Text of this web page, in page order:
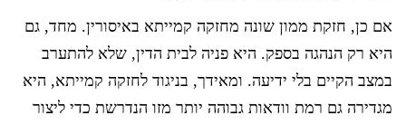
אם כן, חזקת ממון שונה מחזקה קמייתא באיסורין. מחד, גם
היא רק הנהגה בספק. היא פניה לבית הדין, שלא להתערב
במצב הקיים בלי ידיעה. ומאידך, בניגוד לחזקה קמייתא, היא
מגדירה גם רמת וודאות גבוהה יותר מזו הנדרשת כדי ליצור